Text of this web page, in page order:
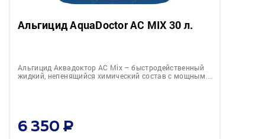
Альгицид AquaDoctor AC MIX 30 л.
Альгицид Аквадоктор АС Mix – быстродейственный
жидкий, непенящийся химический состав с мощным…
6 350